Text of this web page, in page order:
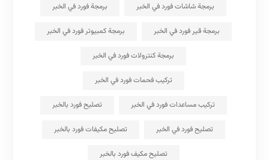
برمجة شاشات فورد في الخبر برمجة فورد في الخبر
برمجة قير فورد في الخبر برمجة كمبيوتر فورد في الخبر
برمجة كنترولات فورد في الخبر
تركيب فحمات فورد في الخبر
تركيب مساعدات فورد في الخبر تصليح فورد بالخبر
تصليح فورد في الخبر تصليح مكيفات فورد بالخبر
تصليح مكيف فورد بالخبر